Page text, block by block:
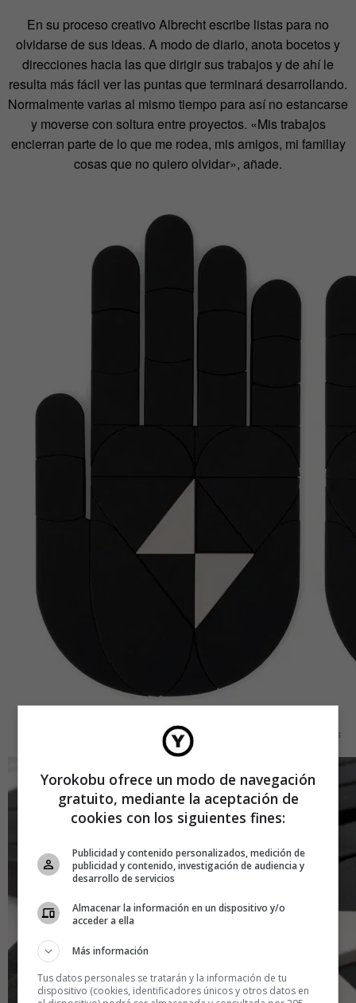
En su proceso creativo Albrecht escribe listas para no
olvidarse de sus ideas. A modo de diario, anota bocetos y
direcciones hacia las que dirigir sus trabajos y de ahí le
resulta más fácil ver las puntas que terminará desarrollando.
Normalmente varias al mismo tiempo para así no estancarse
y moverse con soltura entre proyectos. «Mis trabajos
encierran parte de lo que me rodea, mis amigos, mi familiay
cosas que no quiero olvidar», añade.
Companions
Yorokobu ofrece un modo de navegación
gratuito, mediante la aceptación de
cookies con los siguientes fines:
Publicidad y contenido personalizados, medición de
publicidad y contenido, investigación de audiencia y
desarrollo de servicios
Almacenar la información en un dispositivo y/o
acceder a ella
Más información
Tus datos personales se tratarán y la información de tu
dispositivo (cookies, identificadores únicos y otros datos en